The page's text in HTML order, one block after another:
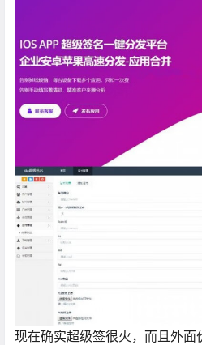
现在确实超级签很火，而且外